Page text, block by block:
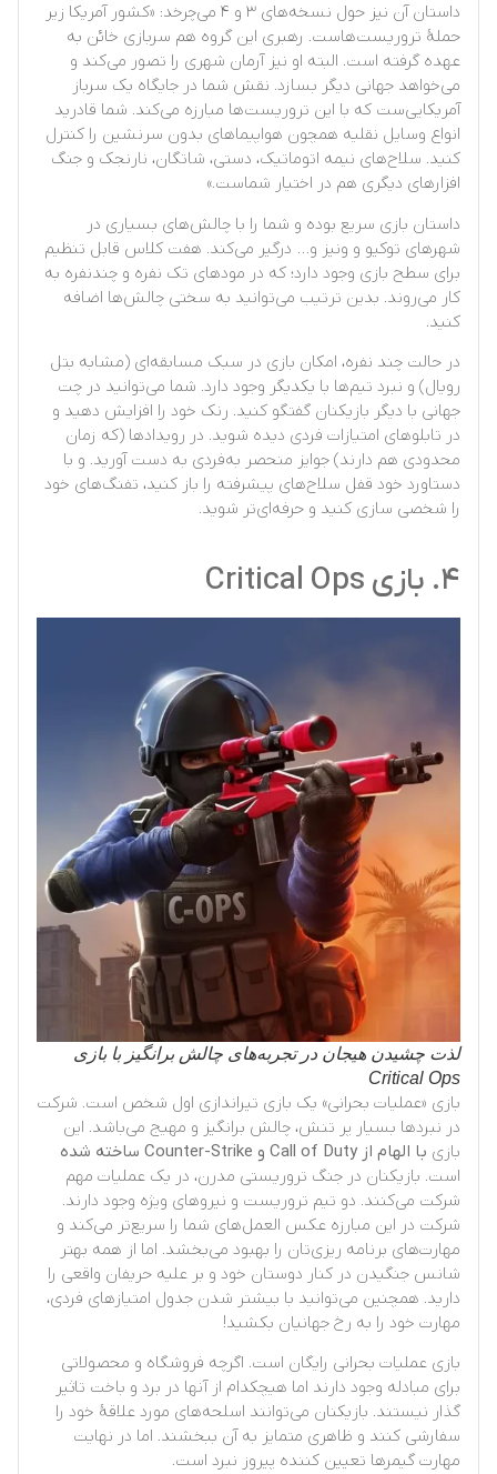
داستان آن نیز حول نسخه‌های ۳ و ۴ می‌چرخد: «کشور آمریکا زیر
حملهٔ تروریست‌هاست. رهبری این گروه هم سربازی خائن به
عهده گرفته است. البته او نیز آرمان شهری را تصور می‌کند و
می‌خواهد جهانی دیگر بسازد. نقش شما در جایگاه یک سرباز
آمریکایی‌ست که با این تروریست‌ها مبارزه می‌کند. شما قادرید
انواع وسایل نقلیه همچون هواپیماهای بدون سرنشین را کنترل
کنید. سلاح‌های نیمه اتوماتیک، دستی، شاتگان، نارنجک و جنگ
افزارهای دیگری هم در اختیار شماست.»
داستان بازی سریع بوده و شما را با چالش‌های بسیاری در
شهرهای توکیو و ونیز و… درگیر می‌کند. هفت کلاس قابل تنظیم
برای سطح بازی وجود دارد؛ که در مودهای تک نفره و چندنفره به
کار می‌روند. بدین ترتیب می‌توانید به سختی چالش‌ها اضافه
کنید.
در حالت چند نفره، امکان بازی در سبک مسابقه‌ای (مشابه بتل
رویال) و نبرد تیم‌ها با یکدیگر وجود دارد. شما می‌توانید در چت
جهانی با دیگر بازیکنان گفتگو کنید. رنک خود را افزایش دهید و
در تابلوهای امتیازات فردی دیده شوید. در رویدادها (که زمان
محدودی هم دارند) جوایز منحصر به‌فردی به دست آورید. و با
دستاورد خود قفل سلاح‌های پیشرفته را باز کنید، تفنگ‌های خود
را شخصی سازی کنید و حرفه‌ای‌تر شوید.
۴. بازی Critical Ops
لذت چشیدن هیجان در تجربه‌های چالش برانگیز با بازی
Critical Ops
بازی «عملیات بحرانی» یک بازی تیراندازی اول شخص است. شرکت
در نبردها بسیار پر تنش، چالش برانگیز و مهیج می‌باشد. این
بازی با الهام از Call of Duty و Counter-Strike ساخته شده
است. بازیکنان در جنگ تروریستی مدرن، در یک عملیات مهم
شرکت می‌کنند. دو تیم تروریست و نیروهای ویژه وجود دارند.
شرکت در این مبارزه عکس العمل‌های شما را سریع‌تر می‌کند و
مهارت‌های برنامه ریزی‌تان را بهبود می‌بخشد. اما از همه بهتر
شانس جنگیدن در کنار دوستان خود و بر علیه حریفان واقعی را
دارید. همچنین می‌توانید با بیشتر شدن جدول امتیازهای فردی،
مهارت خود را به رخ جهانیان بکشید!
بازی عملیات بحرانی رایگان است. اگرچه فروشگاه و محصولاتی
برای مبادله وجود دارند اما هیچکدام از آنها در برد و باخت تاثیر
گذار نیستند. بازیکنان می‌توانند اسلحه‌های مورد علاقهٔ خود را
سفارشی کنند و ظاهری متمایز به آن ببخشند. اما در نهایت
مهارت گیمرها تعیین کننده پیروز نبرد است.